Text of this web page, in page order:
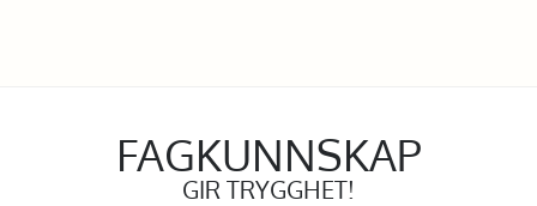
FAGKUNNSKAP
GIR TRYGGHET!